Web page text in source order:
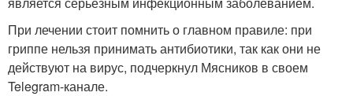
При лечении стоит помнить о главном правиле: при
гриппе нельзя принимать антибиотики, так как они не
действуют на вирус, подчеркнул Мясников в своем
Telegram-канале.